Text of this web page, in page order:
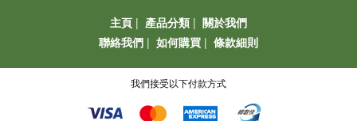
主頁 | 產品分類 | 關於我們
聯絡我們 | 如何購買 | 條款細則
我們接受以下付款方式